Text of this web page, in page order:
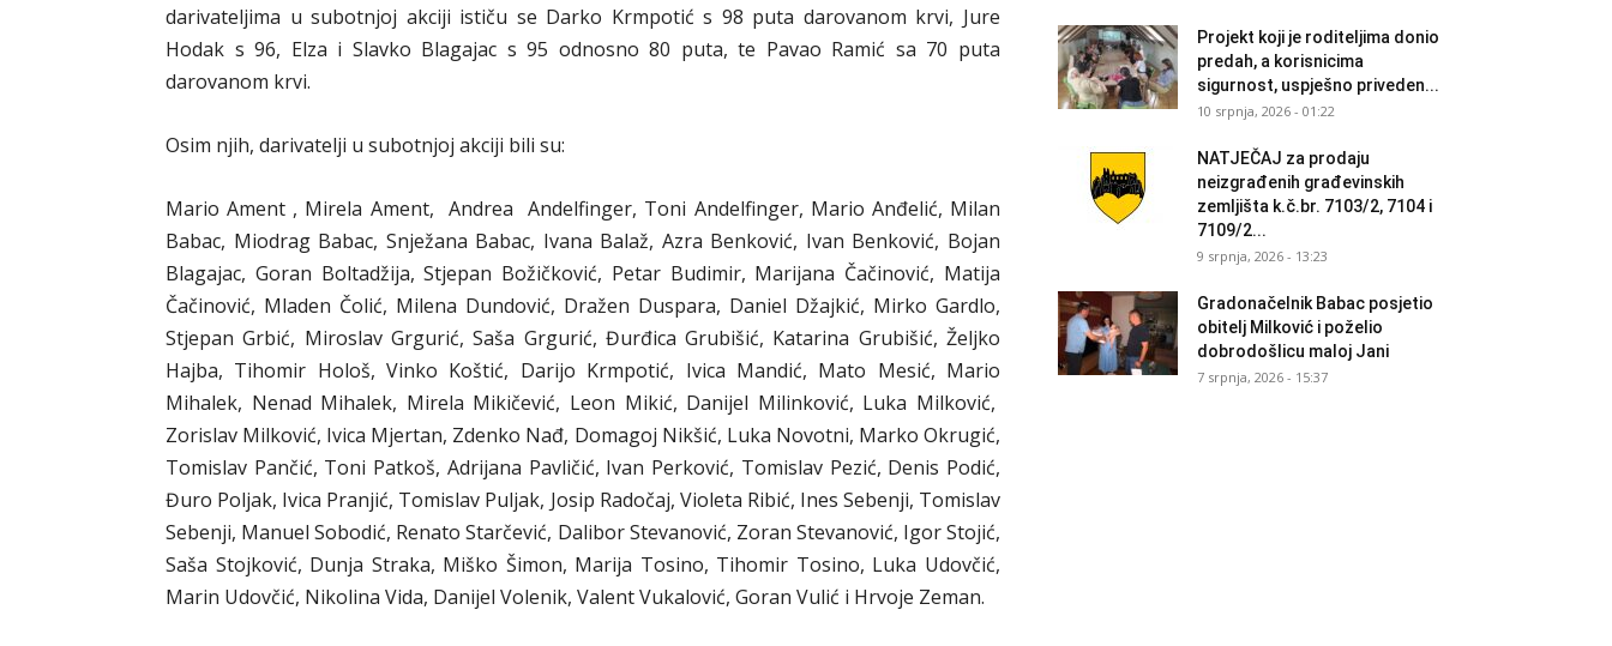
darivateljima u subotnjoj akciji ističu se Darko Krmpotić s 98 puta darovanom krvi, Jure
Hodak s 96, Elza i Slavko Blagajac s 95 odnosno 80 puta, te Pavao Ramić sa 70 puta
darovanom krvi.
Osim njih, darivatelji u subotnjoj akciji bili su:
Mario Ament , Mirela Ament, Andrea Andelfinger, Toni Andelfinger, Mario Anđelić, Milan
Babac, Miodrag Babac, Snježana Babac, Ivana Balaž, Azra Benković, Ivan Benković, Bojan
Blagajac, Goran Boltadžija, Stjepan Božičković, Petar Budimir, Marijana Čačinović, Matija
Čačinović, Mladen Čolić, Milena Dundović, Dražen Duspara, Daniel Džajkić, Mirko Gardlo,
Stjepan Grbić, Miroslav Grgurić, Saša Grgurić, Đurđica Grubišić, Katarina Grubišić, Željko
Hajba, Tihomir Hološ, Vinko Koštić, Darijo Krmpotić, Ivica Mandić, Mato Mesić, Mario
Mihalek, Nenad Mihalek, Mirela Mikičević, Leon Mikić, Danijel Milinković, Luka Milković,
Zorislav Milković, Ivica Mjertan, Zdenko Nađ, Domagoj Nikšić, Luka Novotni, Marko Okrugić,
Tomislav Pančić, Toni Patkoš, Adrijana Pavličić, Ivan Perković, Tomislav Pezić, Denis Podić,
Đuro Poljak, Ivica Pranjić, Tomislav Puljak, Josip Radočaj, Violeta Ribić, Ines Sebenji, Tomislav
Sebenji, Manuel Sobodić, Renato Starčević, Dalibor Stevanović, Zoran Stevanović, Igor Stojić,
Saša Stojković, Dunja Straka, Miško Šimon, Marija Tosino, Tihomir Tosino, Luka Udovčić,
Marin Udovčić, Nikolina Vida, Danijel Volenik, Valent Vukalović, Goran Vulić i Hrvoje Zeman.
Projekt koji je roditeljima donio
predah, a korisnicima
sigurnost, uspješno priveden...
10 srpnja, 2026 - 01:22
NATJEČAJ za prodaju
neizgrađenih građevinskih
zemljišta k.č.br. 7103/2, 7104 i
7109/2...
9 srpnja, 2026 - 13:23
Gradonačelnik Babac posjetio
obitelj Milković i poželio
dobrodošlicu maloj Jani
7 srpnja, 2026 - 15:37